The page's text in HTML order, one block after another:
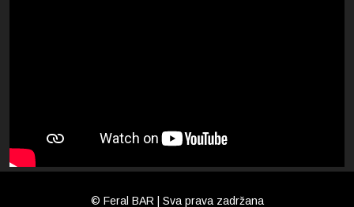
© Feral BAR | Sva prava zadržana